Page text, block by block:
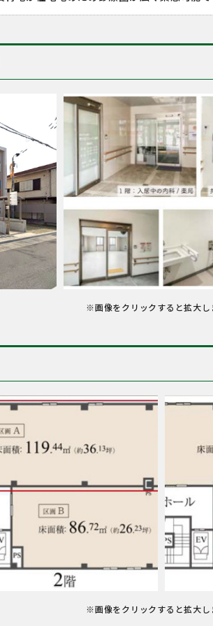
※画像をクリックすると拡大し
※画像をクリックすると拡大し